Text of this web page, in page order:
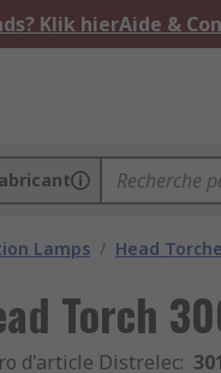
Klik hierAide &
Lamps / Head
Torch
d'article Distrelec: